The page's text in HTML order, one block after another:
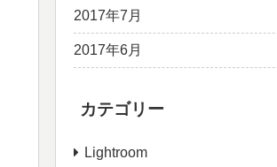
2017年7月
2017年6月
カテゴリー
Lightroom